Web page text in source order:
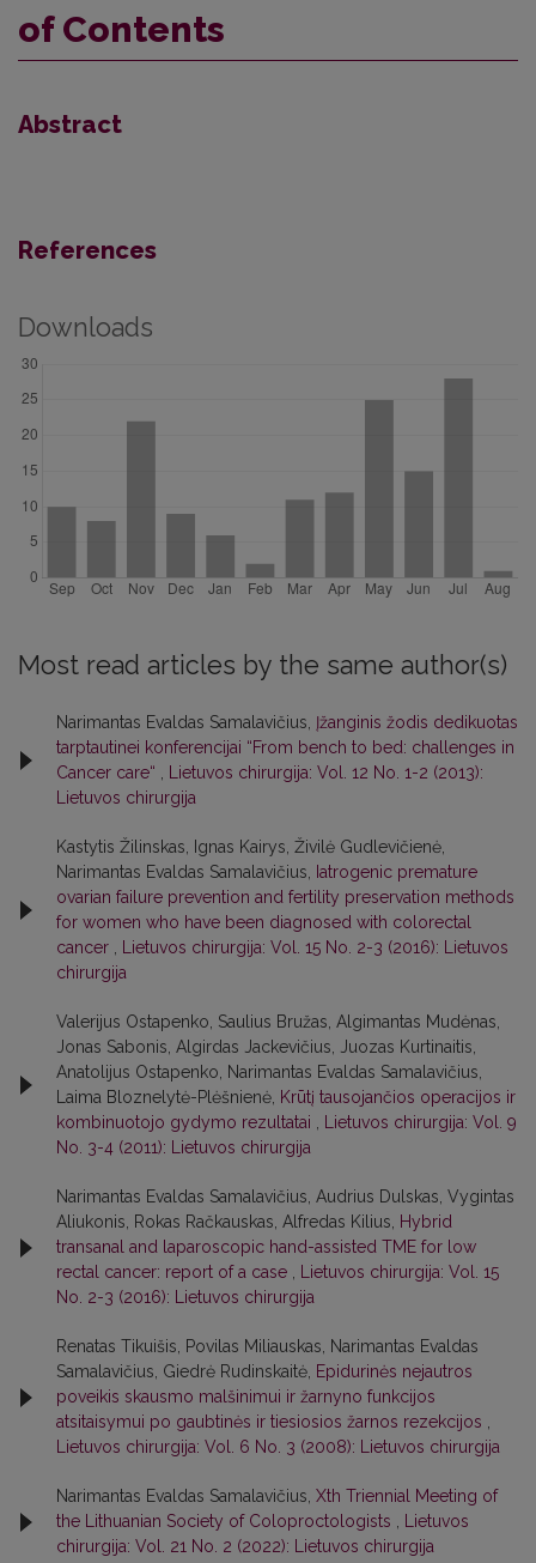
of Contents
Abstract
References
Downloads
Most read articles by the same author(s)
Narimantas Evaldas Samalavičius, Įžanginis žodis dedikuotas
tarptautinei konferencijai “From bench to bed: challenges in
Cancer care“ , Lietuvos chirurgija: Vol. 12 No. 1-2 (2013):
Lietuvos chirurgija
Kastytis Žilinskas, Ignas Kairys, Živilė Gudlevičienė,
Narimantas Evaldas Samalavičius, Iatrogenic premature
ovarian failure prevention and fertility preservation methods
for women who have been diagnosed with colorectal
cancer , Lietuvos chirurgija: Vol. 15 No. 2-3 (2016): Lietuvos
chirurgija
Valerijus Ostapenko, Saulius Bružas, Algimantas Mudėnas,
Jonas Sabonis, Algirdas Jackevičius, Juozas Kurtinaitis,
Anatolijus Ostapenko, Narimantas Evaldas Samalavičius,
Laima Bloznelytė-Plėšnienė, Krūtį tausojančios operacijos ir
kombinuotojo gydymo rezultatai , Lietuvos chirurgija: Vol. 9
No. 3-4 (2011): Lietuvos chirurgija
Narimantas Evaldas Samalavičius, Audrius Dulskas, Vygintas
Aliukonis, Rokas Račkauskas, Alfredas Kilius, Hybrid
transanal and laparoscopic hand-assisted TME for low
rectal cancer: report of a case , Lietuvos chirurgija: Vol. 15
No. 2-3 (2016): Lietuvos chirurgija
Renatas Tikuišis, Povilas Miliauskas, Narimantas Evaldas
Samalavičius, Giedrė Rudinskaitė, Epidurinės nejautros
poveikis skausmo malšinimui ir žarnyno funkcijos
atsitaisymui po gaubtinės ir tiesiosios žarnos rezekcijos ,
Lietuvos chirurgija: Vol. 6 No. 3 (2008): Lietuvos chirurgija
Narimantas Evaldas Samalavičius, Xth Triennial Meeting of
the Lithuanian Society of Coloproctologists , Lietuvos
chirurgija: Vol. 21 No. 2 (2022): Lietuvos chirurgija